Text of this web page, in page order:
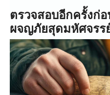
ตรวจสอบอีกครั้งก่
ผจญภัยสุดมหัศจรร